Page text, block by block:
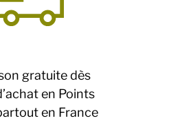
gratuite dès
en Points
en France